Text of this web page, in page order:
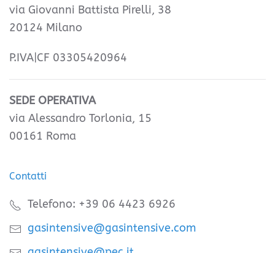
via Giovanni Battista Pirelli, 38
20124 Milano
P.IVA|CF 03305420964
SEDE OPERATIVA
via Alessandro Torlonia, 15
00161 Roma
Contatti
Telefono: +39 06 4423 6926
gasintensive@gasintensive.com